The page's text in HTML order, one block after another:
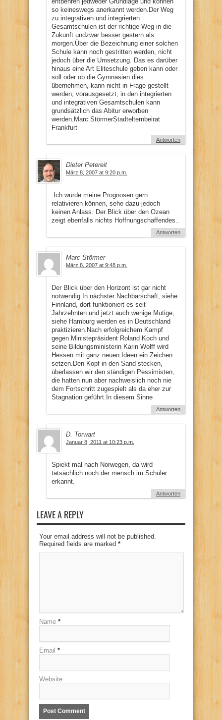
so keineswegs anerkannt werden.Der Weg
zu integrativen und integrierten
Gesamtschulen ist der richtige Weg in die
Zukunft undzwar besser gestern als
morgen.Über die Bezeichnung einer solchen
Schule kann noch gestritten werden, nicht
jedoch über die Umsetzung. Das es darüber
hinaus eine Art Eliteschule geben kann oder
soll oder ob die Gymnasien dies
übernehmen, kann nicht in Frage gestellt
werden, vorausgesetzt, in den integrierten
und integrativen Gesamtschulen kann
grundsätzlich das Abitur erworben
werden.Marc StörmerStadtelternbeirat
Frankfurt
Antworten
Dieter Petereit
März 8, 2007 at 9:20 p.m.
.Ich würde meine Prognosen gern
relativieren können, sehe dazu jedoch
keinen Anlass. Der Blick über den Ozean
zeigt ebenfalls nichts Hoffnungschaffendes..
Antworten
Marc Störmer
März 8, 2007 at 9:48 p.m.
Der Blick über den Horizont ist gar nicht
notwendig.In nächster Nachbarschaft, siehe
Finnland, dort funktioniert es seit
Jahrzehnten und jetzt auch wenige Mutige,
siehe Hamburg werden es in Deutschland
praktizieren.Nach erfolgreichem Kampf
gegen Ministepräsident Roland Koch und
seine Bildungsministerin Karin Wolff wird
Hessen mit ganz neuen Ideen ein Zeichen
setzen.Den Kopf in den Sand stecken,
überlassen wir den ständigen Pessimisten,
die hatten nun aber nachweislich noch nie
dem Fortschritt zugespielt als da eher zur
Stagnation geführt.In diesem Sinne
Antworten
D. Torwart
Januar 8, 2011 at 10:23 p.m.
Spiekt mal nach Norwegen, da wird
tatsächlich noch der mensch im Schüler
erkannt.
Antworten
LEAVE A REPLY
Your email address will not be published.
Required fields are marked *
Name *
Email *
Website